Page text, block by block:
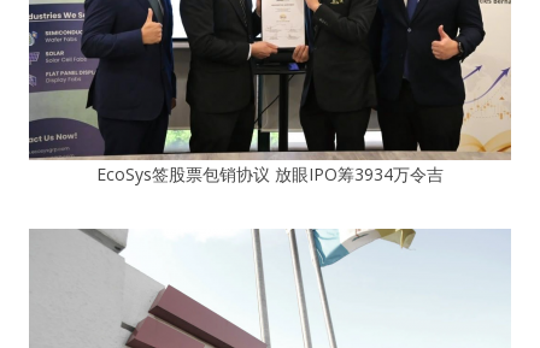
EcoSys签股票包销协议 放眼IPO筹3934万令吉